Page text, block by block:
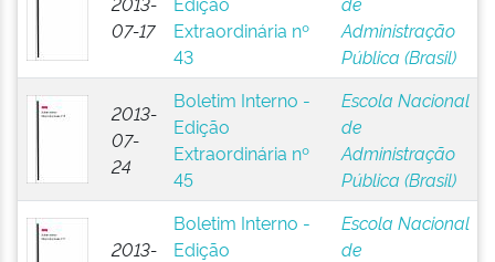
07-17
Extraordinária nº
43
Administração
Pública (Brasil)
2013-
07-
24
Boletim Interno -
Edição
Extraordinária nº
45
Escola Nacional
de
Administração
Pública (Brasil)
2013-
Boletim Interno -
Edição
Escola Nacional
de